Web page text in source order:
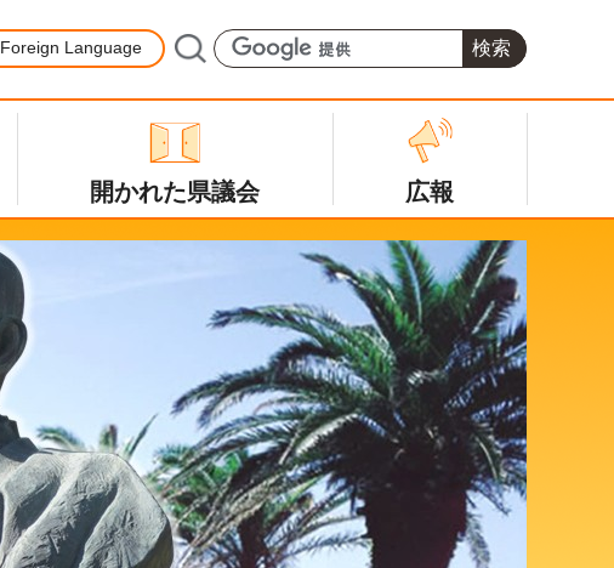
Foreign Language
開かれた県議会 広報